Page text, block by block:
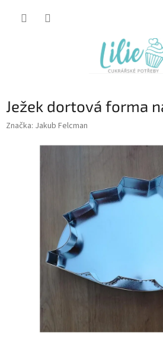
Ježek dortová forma
Značka: Jakub Felcman